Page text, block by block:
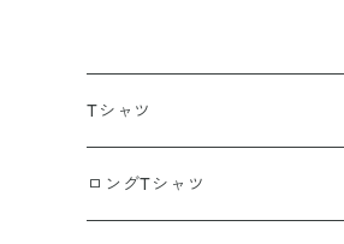
Tシャツ
ポリエステル
ロングTシャツ